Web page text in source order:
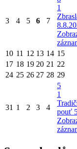
3 4 5 6 7
1
10 11 12 13 14 15
17 18 19 20 21 22
24 25 26 27 28 29
31 1 2 3 4
5
1
pouť